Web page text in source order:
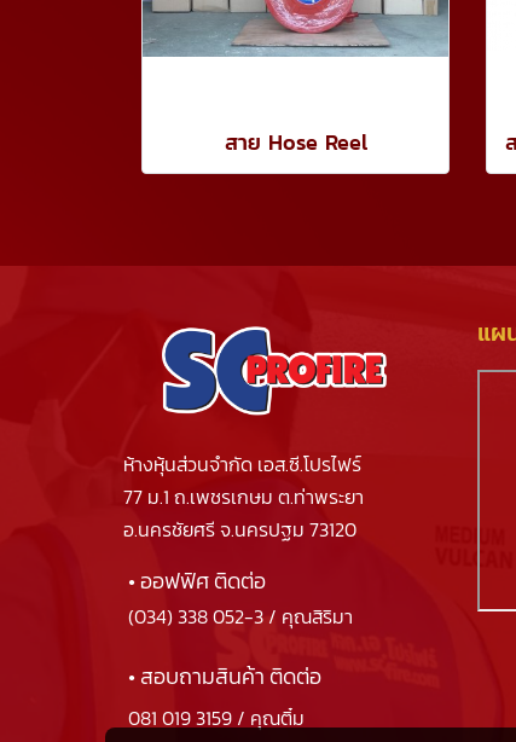
สาย Hose Reel
ห้างหุ้นส่วนจำกัด เอส.ซี.โปรไฟร์
77 ม.1 ถ.เพชรเกษม ต.ท่าพระยา
อ.นครชัยศรี จ.นครปฐม 73120
• ออฟฟิศ ติดต่อ
(034) 338 052-3/ คุณสิริมา
• สอบถามสินค้า ติดต่อ
081 019 3159 / คุณติ๋ม
แผ